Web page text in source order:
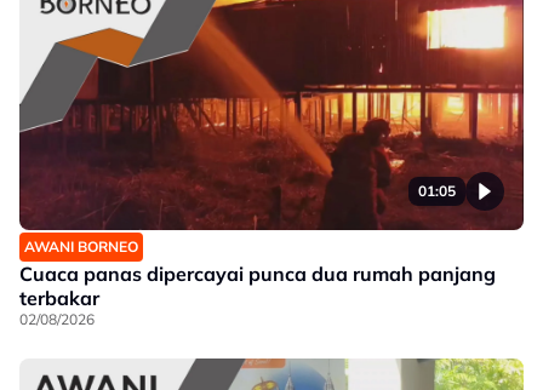
01:05
AWANI BORNEO
Cuaca panas dipercayai punca dua rumah panjang
terbakar
02/08/2026